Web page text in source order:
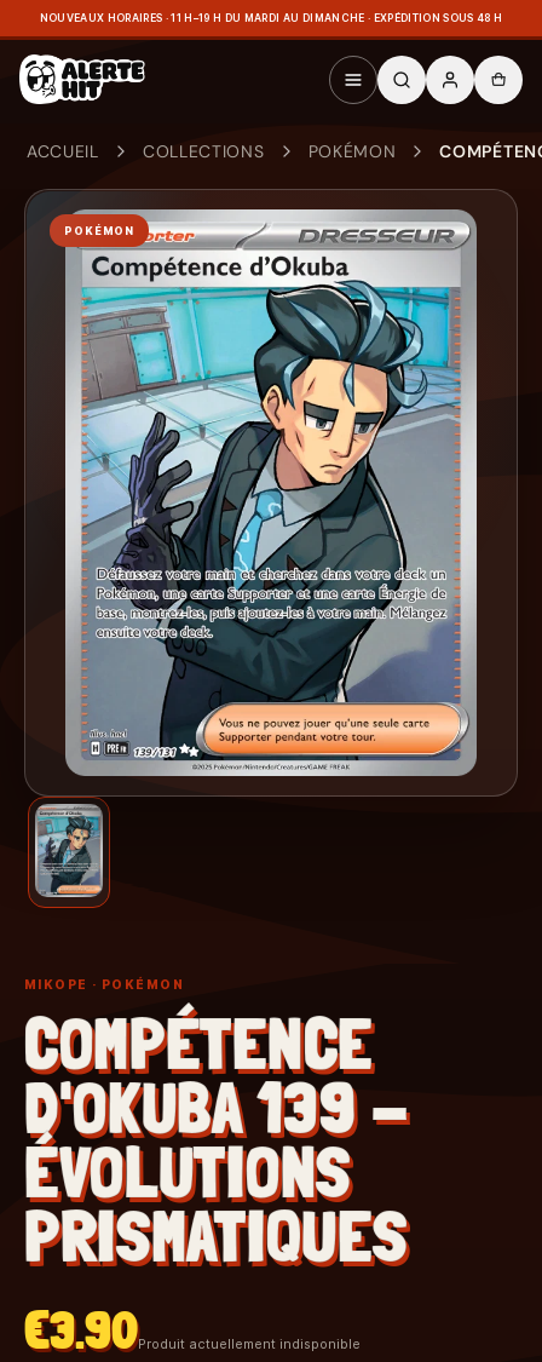
NOUVEAUX HORAIRES · 11 H–19 H DU MARDI AU DIMANCHE · EXPÉDITION SOUS 48 H
ACCUEIL COLLECTIONS POKÉMON
POKÉMON
MIKOPE · POKÉMON
COMPÉTENCE
D'OKUBA 139 -
ÉVOLUTIONS
PRISMATIQUES
€3.90Produit actuellement indisponible